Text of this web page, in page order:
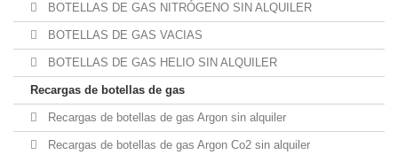
BOTELLAS DE GAS NITRÓGENO SIN ALQUILER
BOTELLAS DE GAS VACIAS
BOTELLAS DE GAS HELIO SIN ALQUILER
Recargas de botellas de gas
Recargas de botellas de gas Argon sin alquiler
Recargas de botellas de gas Argon Co2 sin alquiler